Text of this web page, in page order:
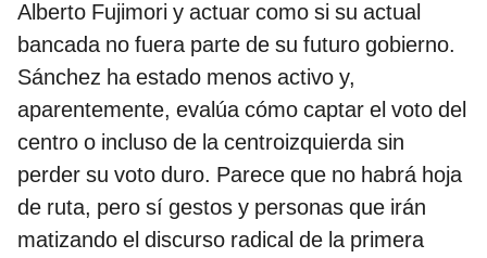
Alberto Fujimori y actuar como si su actual
bancada no fuera parte de su futuro gobierno.
Sánchez ha estado menos activo y,
aparentemente, evalúa cómo captar el voto del
centro o incluso de la centroizquierda sin
perder su voto duro. Parece que no habrá hoja
de ruta, pero sí gestos y personas que irán
matizando el discurso radical de la primera